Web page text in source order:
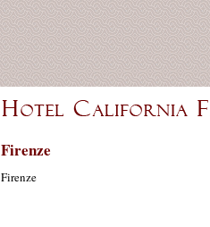
Firenze
Firenze